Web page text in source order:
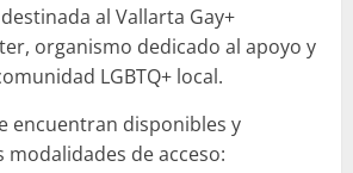
al Vallarta Gay+
organismo dedicado al apoyo y
LGBTQ+ local.
encuentran disponibles y
modalidades de acceso: